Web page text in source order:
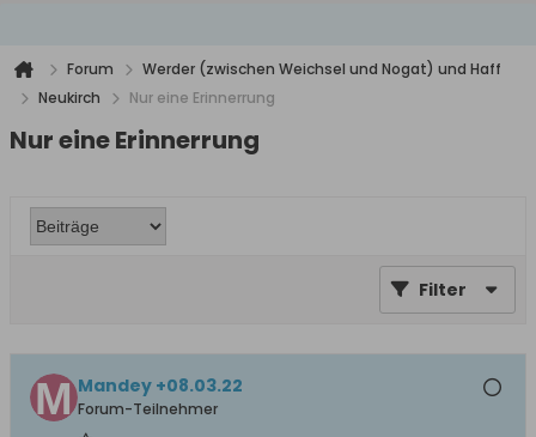
Forum
Werder (zwischen Weichsel und Nogat) und Haff
Neukirch
Nur eine Erinnerrung
Nur eine Erinnerrung
Filter
Mandey +08.03.22
Forum-Teilnehmer